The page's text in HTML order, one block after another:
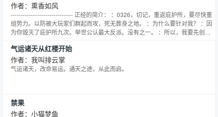
作者：熏香如风
-------------------------------- 正经的简介： ：0326，切记，重返庇护所，要尽快重
组势力。以防被大玩家们群起而攻，死无葬身之地。 ：为什么要针对我？ ：因
为你毁灭了庇护所九次。举世公认最大反派。没有之一。 ：所以，我要先创造
谁！ -------------------------------
气运诸天从红楼开始
作者：我叫排云掌
气运诸天，改命易运。通天之途，从此而启。
禁果
作者：小猫梦鱼